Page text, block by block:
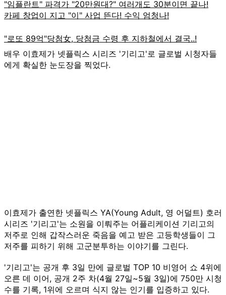
배우 이효제가 넷플릭스 시리즈 '기리고'로 글로벌 시청자들
에게 확실한 눈도장을 찍었다.
이효제가 출연한 넷플릭스 YA(Young Adult, 영 어덜트) 호러
시리즈 '기리고'는 소원을 이뤄주는 어플리케이션 기리고의
저주로 인해 갑작스러운 죽음을 예고 받은 고등학생들이 그
저주를 피하기 위해 고군분투하는 이야기를 그린다.
'기리고'는 공개 후 3일 만에 글로벌 TOP 10 비영어 쇼 4위에
오른 데 이어, 공개 2주 차(4월 27일~5월 3일)에 750만 시청
수를 기록, 1위에 오르며 식지 않는 인기를 입증하고 있다.